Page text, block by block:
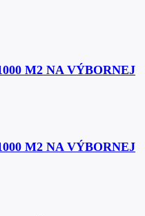
M2 NA VÝBORNEJ
M2 NA VÝBORNEJ